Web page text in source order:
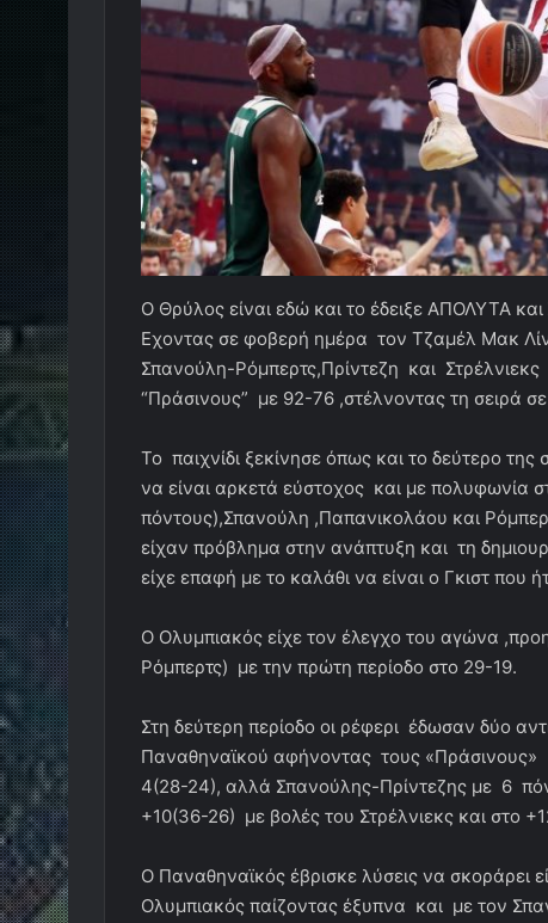
Ο Θρύλος είναι εδώ και το έδειξε ΑΠΟΛΥΤΑ
Εχοντας σε φοβερή ημέρα τον Τζαμέλ Μακ
Σπανούλη-Ρόμπερτς,Πρίντεζη και
“Πράσινους” με 92-76 ,στέλνοντας τη σειρά σε
Το παιχνίδι ξεκίνησε όπως και το δεύτερο
να είναι αρκετά εύστοχος και με πολυφωνία
πόντους),Σπανούλη ,Παπανικολάου και
είχαν πρόβλημα στην ανάπτυξη και τη
είχε επαφή με το καλάθι να είναι ο Γκιστ
Ο Ολυμπιακός είχε τον έλεγχο του αγώνα
Ρόμπερτς) με την πρώτη περίοδο στο 29-19.
Στη δεύτερη περίοδο οι ρέφερι έδωσαν δύο
Παναθηναϊκού αφήνοντας τους «Πράσινους»
4(28-24), αλλά Σπανούλης-Πρίντεζης με 6
+10(36-26) με βολές του Στρέλνιεκς και στο
Ο Παναθηναϊκός έβρισκε λύσεις να σκοράρει
Ολυμπιακός παίζοντας έξυπνα και με τον